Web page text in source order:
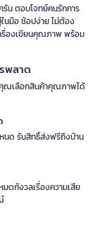
รัน ตอบโจทย์คนรักการ
นมือ ช้อปง่าย ไม่ต้อง
รื่องเขียนคุณภาพ พร้อม
พลาด
คุณเลือกสินค้าคุณภาพได้
นด รับสิทธิ์ส่งฟรีถึงบ้าน
ดกังวลเรื่องความเสีย